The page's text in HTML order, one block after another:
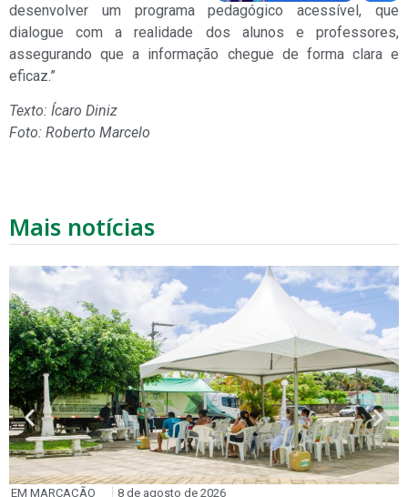
desenvolver um programa pedagógico acessível, que
dialogue com a realidade dos alunos e professores,
assegurando que a informação chegue de forma clara e
eficaz.”
Texto: Ícaro Diniz
Foto: Roberto Marcelo
Mais notícias
EM MARCAÇÃO 8 de agosto de 2026